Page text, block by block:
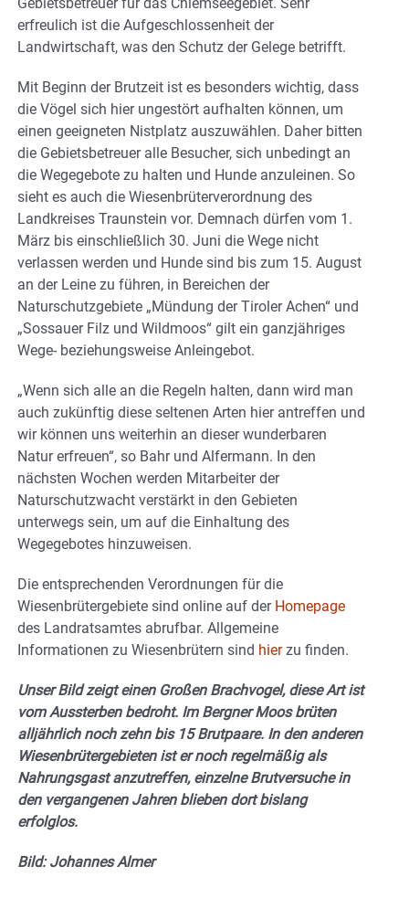
erfreulich ist die Aufgeschlossenheit der
Landwirtschaft, was den Schutz der Gelege betrifft.
Mit Beginn der Brutzeit ist es besonders wichtig, dass
die Vögel sich hier ungestört aufhalten können, um
einen geeigneten Nistplatz auszuwählen. Daher bitten
die Gebietsbetreuer alle Besucher, sich unbedingt an
die Wegegebote zu halten und Hunde anzuleinen. So
sieht es auch die Wiesenbrüterverordnung des
Landkreises Traunstein vor. Demnach dürfen vom 1.
März bis einschließlich 30. Juni die Wege nicht
verlassen werden und Hunde sind bis zum 15. August
an der Leine zu führen, in Bereichen der
Naturschutzgebiete „Mündung der Tiroler Achen“ und
„Sossauer Filz und Wildmoos“ gilt ein ganzjähriges
Wege- beziehungsweise Anleingebot.
„Wenn sich alle an die Regeln halten, dann wird man
auch zukünftig diese seltenen Arten hier antreffen und
wir können uns weiterhin an dieser wunderbaren
Natur erfreuen“, so Bahr und Alfermann. In den
nächsten Wochen werden Mitarbeiter der
Naturschutzwacht verstärkt in den Gebieten
unterwegs sein, um auf die Einhaltung des
Wegegebotes hinzuweisen.
Die entsprechenden Verordnungen für die
Wiesenbrütergebiete sind online auf der Homepage
des Landratsamtes abrufbar. Allgemeine
Informationen zu Wiesenbrütern sind hierzu finden.
Unser Bild zeigt einen Großen Brachvogel, diese Art ist
vom Aussterben bedroht. Im Bergner Moos brüten
alljährlich noch zehn bis 15 Brutpaare. In den anderen
Wiesenbrütergebieten ist er noch regelmäßig als
Nahrungsgast anzutreffen, einzelne Brutversuche in
den vergangenen Jahren blieben dort bislang
erfolglos.
Bild: Johannes Almer